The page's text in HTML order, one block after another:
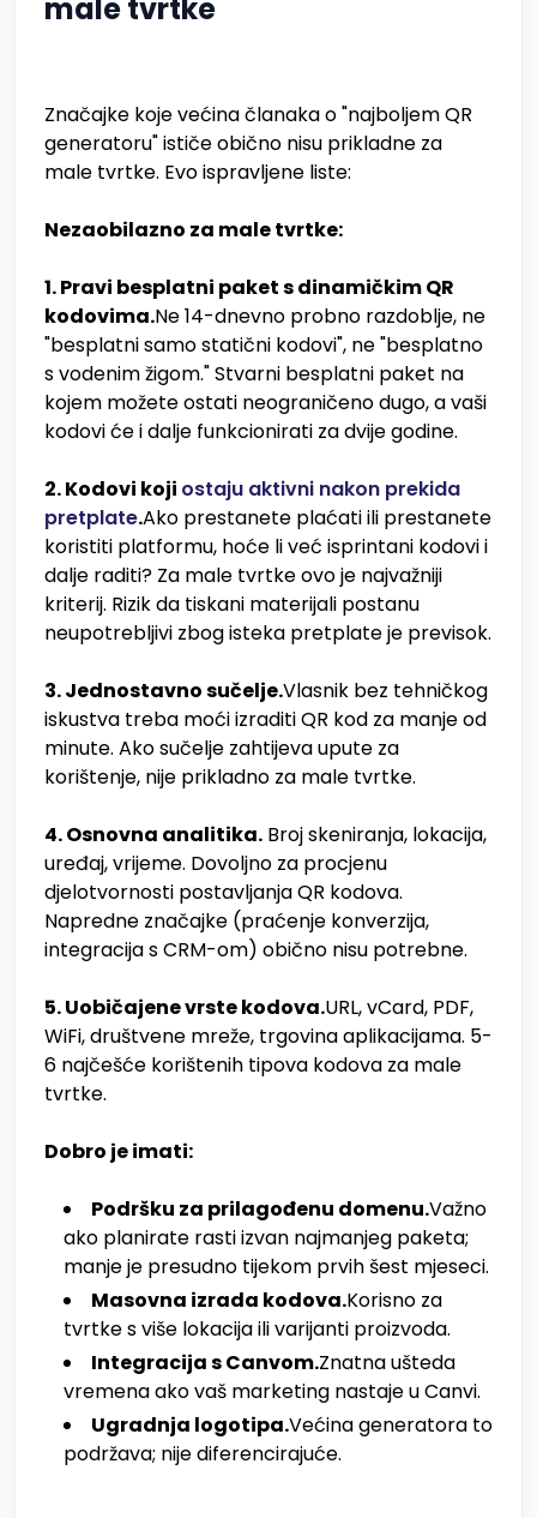
male tvrtke
Značajke koje većina članaka o "najboljem QR
generatoru" ističe obično nisu prikladne za
male tvrtke. Evo ispravljene liste:
Nezaobilazno za male tvrtke:
1. Pravi besplatni paket s dinamičkim QR
kodovima.Ne 14-dnevno probno razdoblje, ne
"besplatni samo statični kodovi", ne "besplatno
s vodenim žigom." Stvarni besplatni paket na
kojem možete ostati neograničeno dugo, a vaši
kodovi će i dalje funkcionirati za dvije godine.
2. Kodovi koji ostaju aktivni nakon prekida
pretplate.Ako prestanete plaćati ili prestanete
koristiti platformu, hoće li već isprintani kodovi i
dalje raditi? Za male tvrtke ovo je najvažniji
kriterij. Rizik da tiskani materijali postanu
neupotrebljivi zbog isteka pretplate je previsok.
3. Jednostavno sučelje.Vlasnik bez tehničkog
iskustva treba moći izraditi QR kod za manje od
minute. Ako sučelje zahtijeva upute za
korištenje, nije prikladno za male tvrtke.
4. Osnovna analitika. Broj skeniranja, lokacija,
uređaj, vrijeme. Dovoljno za procjenu
djelotvornosti postavljanja QR kodova.
Napredne značajke (praćenje konverzija,
integracija s CRM-om) obično nisu potrebne.
5. Uobičajene vrste kodova.URL, vCard, PDF,
WiFi, društvene mreže, trgovina aplikacijama. 5-
6 najčešće korištenih tipova kodova za male
tvrtke.
Dobro je imati:
Podršku za prilagođenu domenu.Važno
ako planirate rasti izvan najmanjeg paketa;
manje je presudno tijekom prvih šest mjeseci.
Masovna izrada kodova.Korisno za
tvrtke s više lokacija ili varijanti proizvoda.
Integracija s Canvom.Znatna ušteda
vremena ako vaš marketing nastaje u Canvi.
Ugradnja logotipa.Većina generatora to
podržava; nije diferencirajuće.